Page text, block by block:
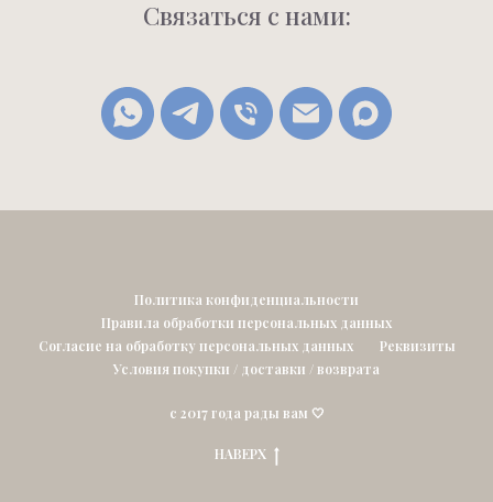
Связаться с нами:
Политика конфиденциальности
Правила обработки персональных данных
Согласие на обработку персональных данных
Реквизиты
Условия покупки / доставки / возврата
с 2017 года рады вам 🤍
НАВЕРХ